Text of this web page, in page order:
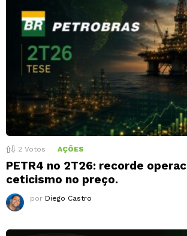
2 Votos AÇÕES
PETR4 no 2T26: recorde
ceticismo no preço.
por Diego Castro